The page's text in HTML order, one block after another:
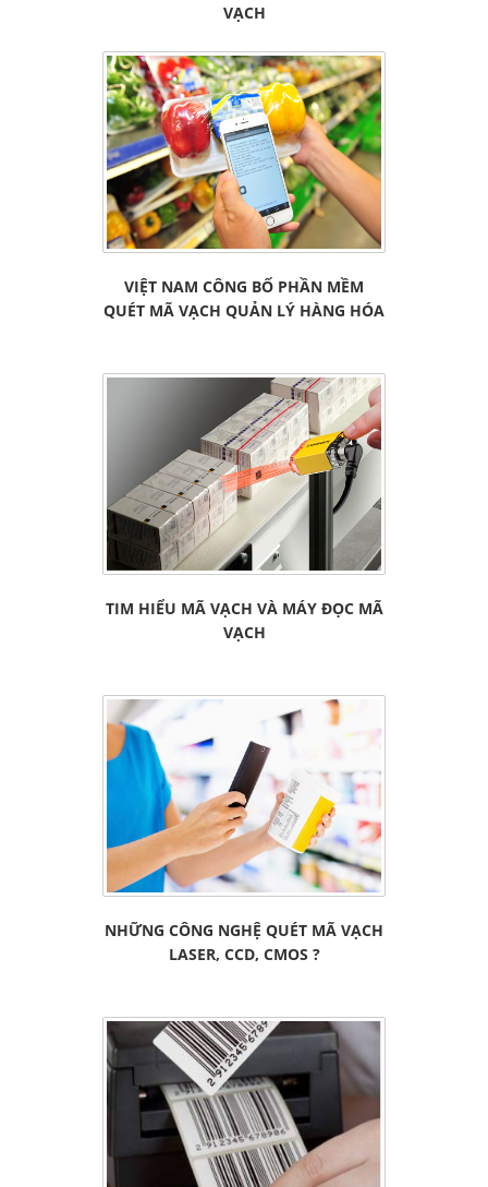
VẠCH
VIỆT NAM CÔNG BỐ PHẦN MỀM
QUÉT MÃ VẠCH QUẢN LÝ HÀNG HÓA
TIM HIỂU MÃ VẠCH VÀ MÁY ĐỌC MÃ
VẠCH
NHỮNG CÔNG NGHỆ QUÉT MÃ VẠCH
LASER, CCD, CMOS ?